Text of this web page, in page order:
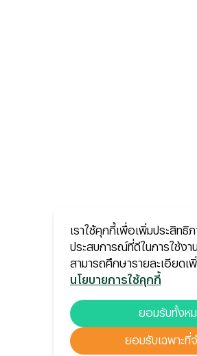
เราใช้คุกกี้เพื่อเพิ่มประสิทธิ
ประสบการณ์ที่ดีในการใช้งา
สามารถศึกษารายละเอียดเ
นโยบายการใช้คุกกี้
ยอมรับทั้งห
ยอมรับเฉพาะที่จ